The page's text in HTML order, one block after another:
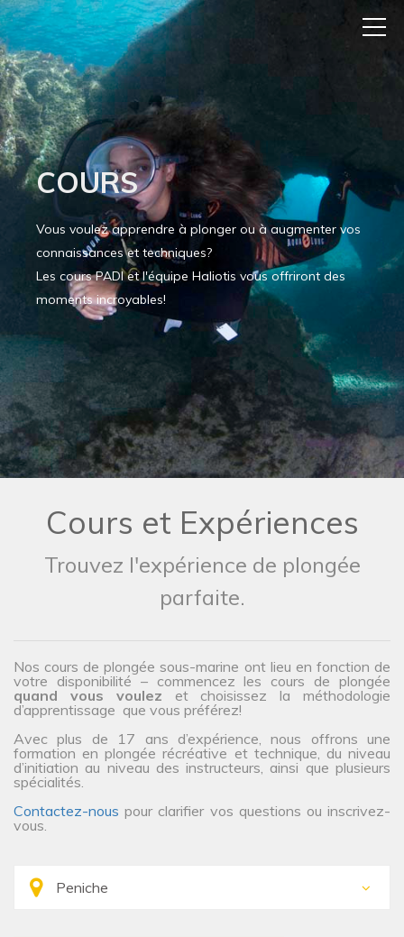
COURS
Vous voulez apprendre à plonger ou à augmenter vos
connaissances et techniques?
Les cours PADI et l'équipe Haliotis vous offriront des
moments incroyables!
Cours et Expériences
Trouvez l'expérience de plongée
parfaite.
Nos cours de plongée sous-marine ont lieu en fonction de
votre disponibilité – commencez les cours de plongée
quand vous voulez et choisissez la méthodologie
d’apprentissage que vous préférez!
Avec plus de 17 ans d’expérience, nous offrons une
formation en plongée récréative et technique, du niveau
d’initiation au niveau des instructeurs, ainsi que plusieurs
spécialités.
Contactez-nous pour clarifier vos questions ou inscrivez-
vous.